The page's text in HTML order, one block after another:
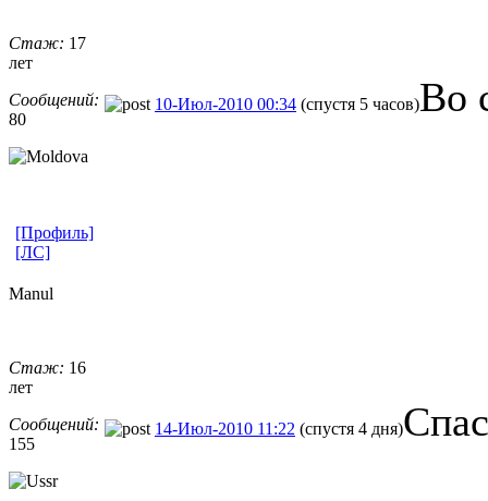
Стаж: 17
лет
Сообщений:
80
10-Июл-2010 00:34 (спустя 5 часов)Во
[Профиль]
[ЛС]
Manul
Стаж: 16
лет
Сообщений:
155
14-Июл-2010 11:22 (спустя 4 дня)